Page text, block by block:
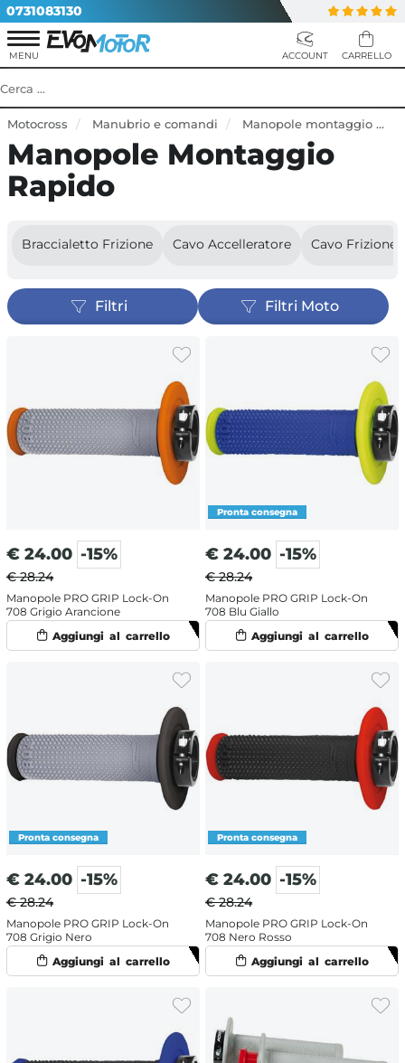
0731083130
Motocross Manubrio e comandi Manopole montaggio rapido
Manopole Montaggio
Rapido
Braccialetto Frizione Cavo Accelleratore Cavo Frizione
Filtri Filtri Moto
€ 24.00 -15%
€ 28.24
Manopole PRO GRIP Lock-On
708 Grigio Arancione
€ 24.00 -15%
€ 28.24
Manopole PRO GRIP Lock-On
708 Blu Giallo
€ 24.00 -15%
€ 28.24
Manopole PRO GRIP Lock-On
708 Grigio Nero
€ 24.00 -15%
€ 28.24
Manopole PRO GRIP Lock-On
708 Nero Rosso